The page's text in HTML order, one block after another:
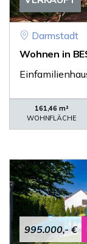
Darmstadt
Wohnen in
161,46 m²
WOHNFLÄCHE
995.000,- €